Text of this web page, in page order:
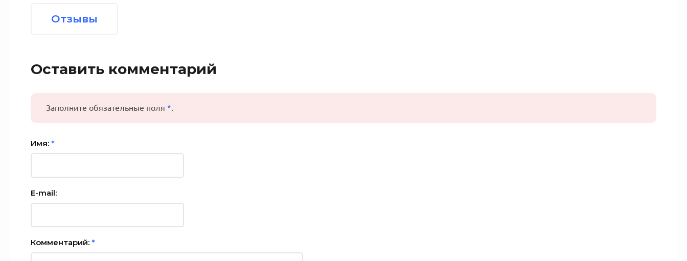
Отзывы
Оставить комментарий
Заполните обязательные поля *.
Имя: *
E-mail:
Комментарий: *